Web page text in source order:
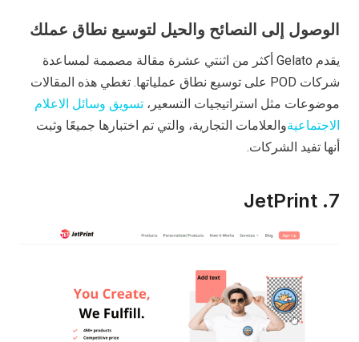
الوصول إلى النصائح والحيل لتوسيع نطاق عملك
يقدم Gelato أكثر من اثنتي عشرة مقالة مصممة لمساعدة
شركات POD على توسيع نطاق عملياتها. تغطي هذه المقالات
موضوعات مثل استراتيجيات التسعير، تسويق وسائل الاعلام
الاجتماعيةوالعلامات التجارية، والتي تم اختبارها جميعًا وثبت
أنها تفيد الشركات.
7. JetPrint